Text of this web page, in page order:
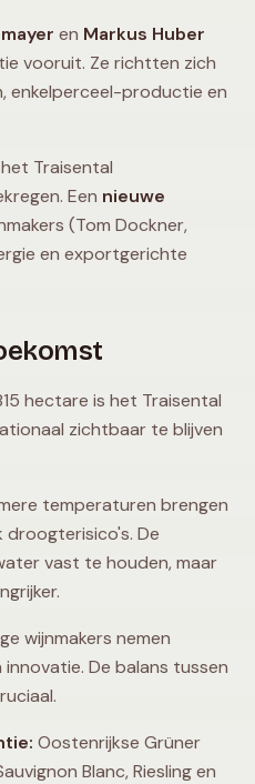
en Markus Huber
vooruit. Ze richtten zich
enkelperceel-productie en
Traisental
Een nieuwe
(Tom Dockner,
en exportgerichte
hectare is het Traisental
zichtbaar te blijven
temperaturen brengen
De
vast te houden, maar
wijnmakers nemen
De balans tussen
Oostenrijkse Grüner
Blanc, Riesling en